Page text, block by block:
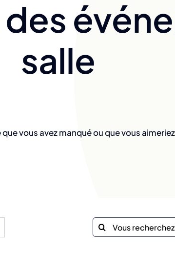
salle
vous avez manqué ou que vous
Recherche
sur